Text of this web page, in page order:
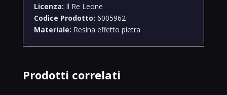
Licenza: Il Re Leone
Codice Prodotto: 6005962
Materiale: Resina effetto pietra
Prodotti correlati